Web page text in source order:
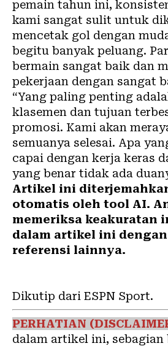
pemain tahun ini,
kami sangat sulit untuk
mencetak gol dengan
begitu banyak peluang.
bermain sangat baik dan
pekerjaan dengan sangat
“Yang paling penting
klasemen dan tujuan
promosi. Kami akan
semuanya selesai. Apa
capai dengan kerja keras
yang benar tidak ada
Artikel ini
otomatis oleh tool AI.
memeriksa keakuratan
dalam artikel ini
referensi lainnya.
Dikutip dari ESPN Sport.
PERHATIAN
dalam artikel ini, sebagian